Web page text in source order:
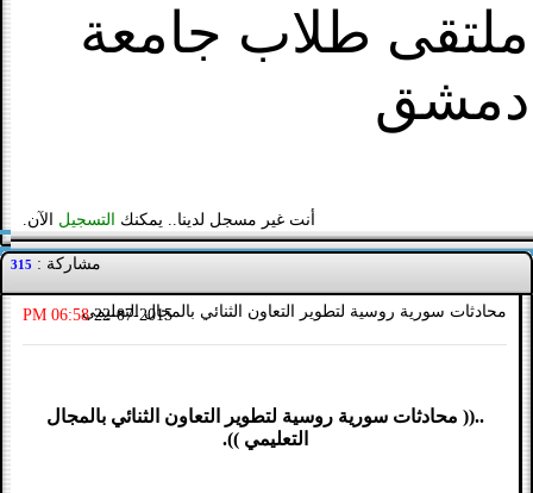
ملتقى طلاب جامعة
دمشق
أنت غير مسجل لدينا.. يمكنك التسجيل الآن.
مشاركة : 315
محادثات سورية روسية لتطوير التعاون الثنائي بالمجال التعليمي
22-07-2015
06:58 PM
..(( محادثات سورية روسية لتطوير التعاون الثنائي بالمجال
التعليمي )).